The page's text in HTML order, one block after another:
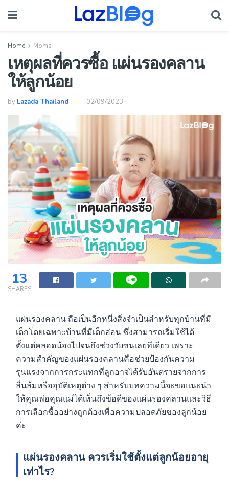
Home Moms
เหตุผลที่ควรซื้อ แผ่นรองคลาน
ให้ลูกน้อย
by Lazada Thailand 02/09/2023
13
SHARES
แผ่นรองคลาน ถือเป็นอีกหนึ่งสิ่งจำเป็นสำหรับทุกบ้านที่มี
เด็กโดยเฉพาะบ้านที่มีเด็กอ่อน ซึ่งสามารถเริ่มใช้ได้
ตั้งแต่คลอดน้องไปจนถึงช่วงวัยซนเลยทีเดียว เพราะ
ความสำคัญของแผ่นรองคลานคือช่วยป้องกันความ
รุนแรงจากการกระแทกที่ลูกอาจได้รับอันตรายจากการ
ลื่นล้มหรืออุบัติเหตุต่าง ๆ สำหรับบทความนี้จะขอแนะนำ
ให้คุณพ่อคุณแม่ได้เห็นถึงข้อดีของแผ่นรองคลานและวิธี
การเลือกซื้ออย่างถูกต้องเพื่อความปลอดภัยของลูกน้อย
ค่ะ
แผ่นรองคลาน ควรเริ่มใช้ตั้งแต่ลูกน้อยอายุ
เท่าไร?